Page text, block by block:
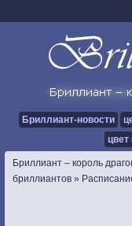
Бриллиант-новости
цвет
Бриллиант – король
бриллиантов »